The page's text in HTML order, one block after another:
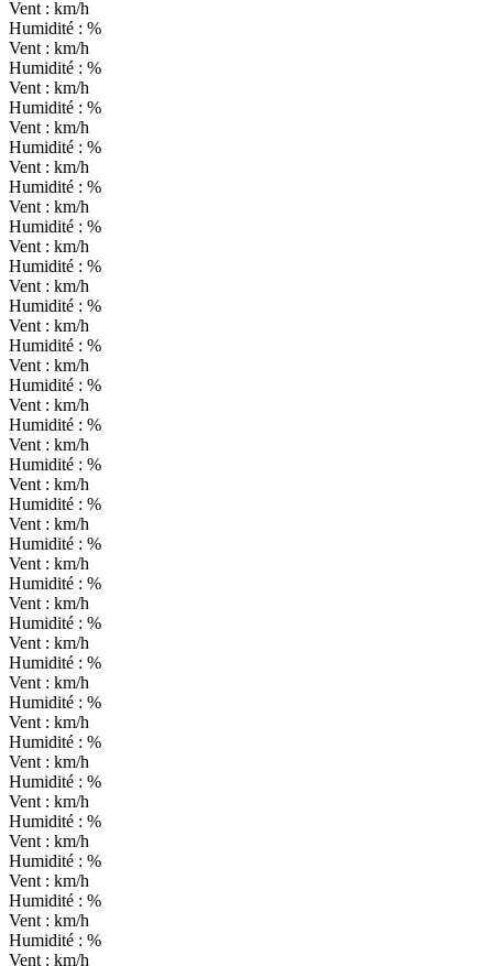
Vent : km/h
Humidité : %
Vent : km/h
Humidité : %
Vent : km/h
Humidité : %
Vent : km/h
Humidité : %
Vent : km/h
Humidité : %
Vent : km/h
Humidité : %
Vent : km/h
Humidité : %
Vent : km/h
Humidité : %
Vent : km/h
Humidité : %
Vent : km/h
Humidité : %
Vent : km/h
Humidité : %
Vent : km/h
Humidité : %
Vent : km/h
Humidité : %
Vent : km/h
Humidité : %
Vent : km/h
Humidité : %
Vent : km/h
Humidité : %
Vent : km/h
Humidité : %
Vent : km/h
Humidité : %
Vent : km/h
Humidité : %
Vent : km/h
Humidité : %
Vent : km/h
Humidité : %
Vent : km/h
Humidité : %
Vent : km/h
Humidité : %
Vent : km/h
Humidité : %
Vent : km/h